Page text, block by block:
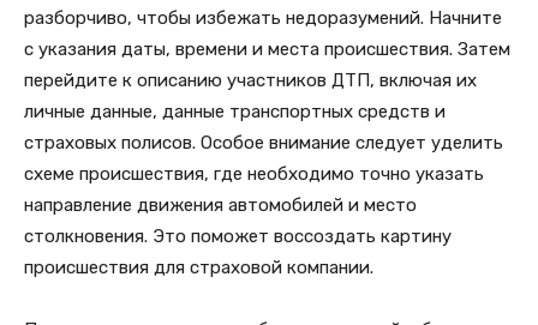
разборчиво, чтобы избежать недоразумений. Начните
с указания даты, времени и места происшествия. Затем
перейдите к описанию участников ДТП, включая их
личные данные, данные транспортных средств и
страховых полисов. Особое внимание следует уделить
схеме происшествия, где необходимо точно указать
направление движения автомобилей и место
столкновения. Это поможет воссоздать картину
происшествия для страховой компании.